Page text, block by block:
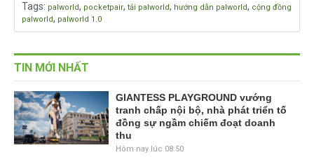
Tags: palworld, pocketpair, tải palworld, hướng dẫn palworld, cộng đồng
palworld, palworld 1.0
TIN MỚI NHẤT
GIANTESS PLAYGROUND vướng
tranh chấp nội bộ, nhà phát triển tố
đồng sự ngầm chiếm đoạt doanh
thu
Hôm nay lúc 08:50